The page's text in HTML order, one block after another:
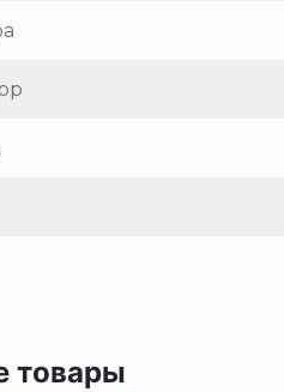
товары